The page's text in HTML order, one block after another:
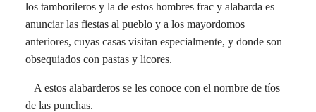
los tamborileros y la de estos hombres frac y alabarda es
anunciar las fiestas al pueblo y a los mayordomos
anteriores, cuyas casas visitan especialmente, y donde son
obsequiados con pastas y licores.
A estos alabarderos se les conoce con el nornbre de tíos
de las punchas.